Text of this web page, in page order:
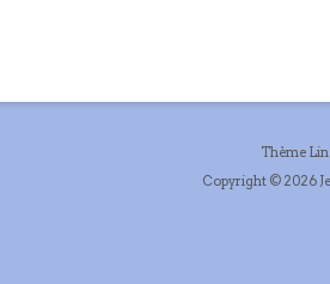
Thème
Copyright © 2026